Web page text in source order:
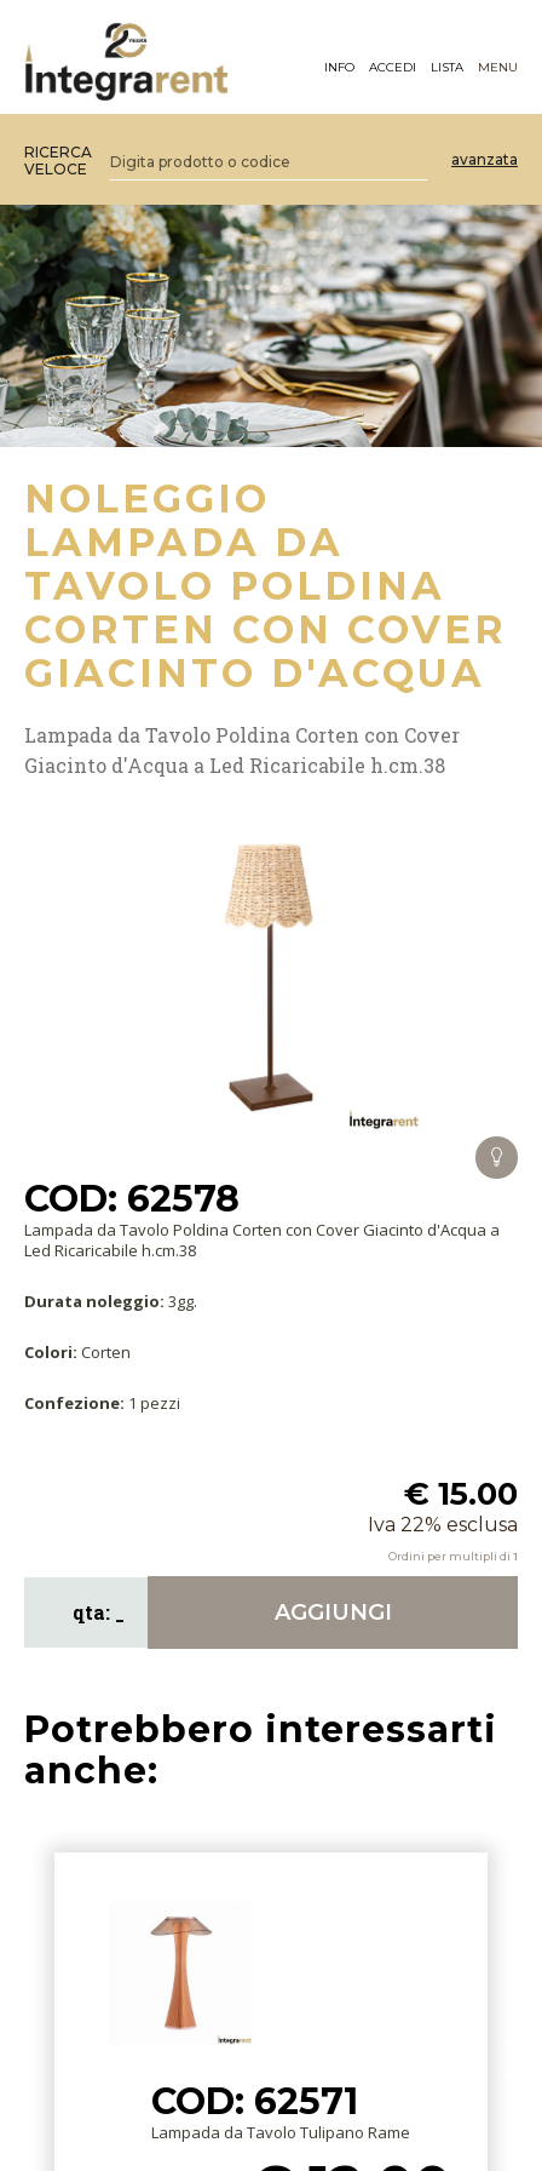
INFO ACCEDI LISTA MENU
RICERCA
VELOCE
avanzata
NOLEGGIO
LAMPADA DA
TAVOLO POLDINA
CORTEN CON COVER
GIACINTO D'ACQUA
Lampada da Tavolo Poldina Corten con Cover
Giacinto d'Acqua a Led Ricaricabile h.cm.38
COD: 62578
Lampada da Tavolo Poldina Corten con Cover Giacinto d'Acqua a
Led Ricaricabile h.cm.38
Durata noleggio: 3gg.
Colori: Corten
Confezione: 1 pezzi
€ 15.00
Iva 22% esclusa
Ordini per multipli di 1
AGGIUNGI
Potrebbero interessarti
anche:
COD: 62571
Lampada da Tavolo Tulipano Rame